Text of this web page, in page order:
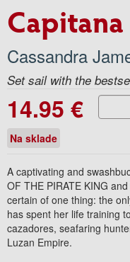
Capitana
Cassandra
Set sail with the
14.95 €
Na sklade
A captivating and
OF THE PIRATE KING
certain of one thing: the
has spent her life training
cazadores, seafaring
Luzan Empire.